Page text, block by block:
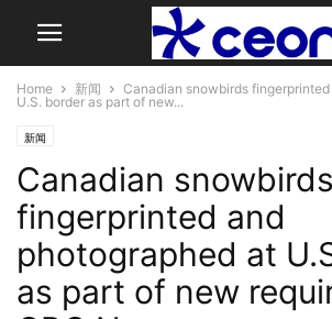
Home 新闻
Canadian snowbirds
U.S. border as part of new...
新闻
Canadian snowbirds
fingerprinted and
photographed at
as part of new